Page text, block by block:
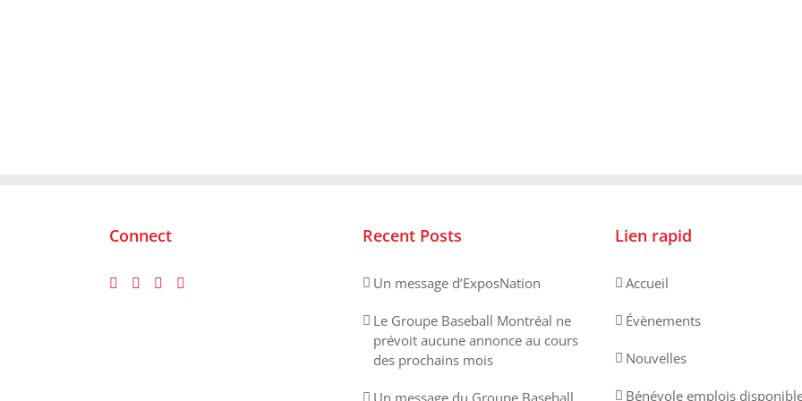
Connect Recent Posts
Un message d’ExposNation
Le Groupe Baseball Montréal ne
prévoit aucune annonce au cours
des prochains mois
Un message du Groupe Baseball
Lien rapid
Accueil
Évènements
Nouvelles
Bénévole emplois